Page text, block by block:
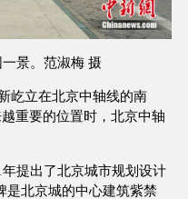
景。范淑梅 摄
屹立在北京中轴线的南
重要的位置时，北京中轴
提出了北京城市规划设计
是北京城的中心建筑紫禁